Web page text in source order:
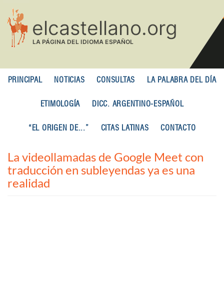
contenido
principal
PRINCIPAL NOTICIAS CONSULTAS LA PALABRA DEL DÍA
ETIMOLOGÍA DICC. ARGENTINO-ESPAÑOL
“EL ORIGEN DE...” CITAS LATINAS CONTACTO
La videollamadas de Google Meet con
traducción en subleyendas ya es una
realidad